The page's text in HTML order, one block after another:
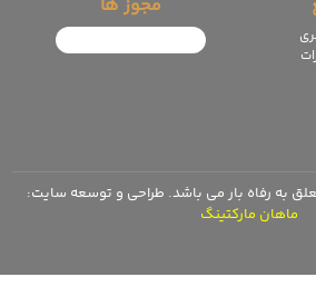
مجوز ها
رفاه بار می باشد. طراحی و توسعه سایت:‌
ماهان مارکتینگ